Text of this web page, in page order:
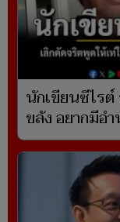
นักเขียนซีไรต์
ขลัง อยากมีอ